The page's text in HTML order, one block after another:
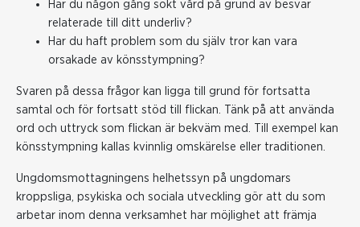
Har du någon gång sökt vård på grund av besvär
relaterade till ditt underliv?
Har du haft problem som du själv tror kan vara
orsakade av könsstympning?
Svaren på dessa frågor kan ligga till grund för fortsatta
samtal och för fortsatt stöd till flickan. Tänk på att använda
ord och uttryck som flickan är bekväm med. Till exempel kan
könsstympning kallas kvinnlig omskärelse eller traditionen.
Ungdomsmottagningens helhetssyn på ungdomars
kroppsliga, psykiska och sociala utveckling gör att du som
arbetar inom denna verksamhet har möjlighet att främja